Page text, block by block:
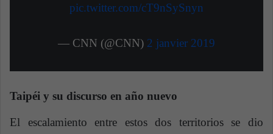
pic.twitter.com/cT9nSySnyn
— CNN (@CNN) 2 janvier 2019
Taipéi y su discurso en año nuevo
El escalamiento entre estos dos territorios se dio